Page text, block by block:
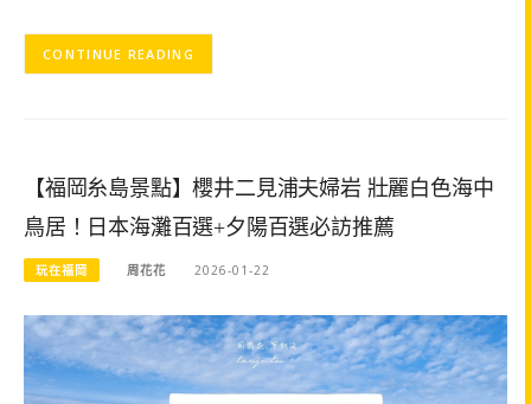
CONTINUE READING
【福岡糸島景點】櫻井二見浦夫婦岩 壯麗白色海中
鳥居！日本海灘百選+夕陽百選必訪推薦
玩在福岡 周花花 2026-01-22